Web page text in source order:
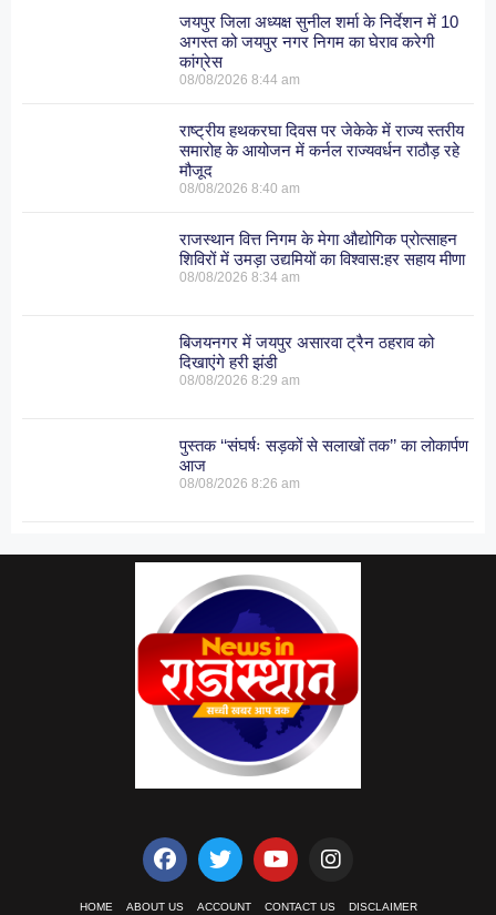
जयपुर जिला अध्यक्ष सुनील शर्मा के निर्देशन में 10
अगस्त को जयपुर नगर निगम का घेराव करेगी
कांग्रेस
08/08/20268:44 am
राष्ट्रीय हथकरघा दिवस पर जेकेके में राज्य स्तरीय
समारोह के आयोजन में कर्नल राज्यवर्धन राठौड़ रहे
मौजूद
08/08/20268:40 am
राजस्थान वित्त निगम के मेगा औद्योगिक प्रोत्साहन
शिविरों में उमड़ा उद्यमियों का विश्वास:हर सहाय मीणा
08/08/20268:34 am
बिजयनगर में जयपुर असारवा ट्रैन ठहराव को
दिखाएंगे हरी झंडी
08/08/20268:29 am
पुस्तक ‘‘संघर्षः सड़कों से सलाखों तक’’ का लोकार्पण
आज
08/08/20268:26 am
HOME ABOUT US ACCOUNT CONTACT US DISCLAIMER